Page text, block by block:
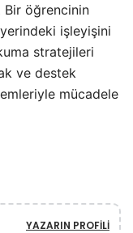
öğrencinin
işleyişini
stratejileri
ve destek
mücadele
YAZARIN PROFILI